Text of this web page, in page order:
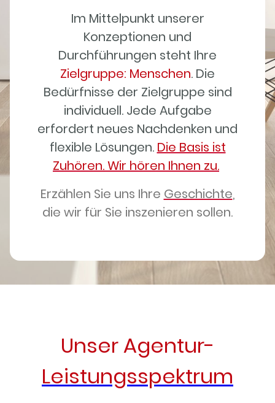
Im Mittelpunkt unserer
Konzeptionen und
Durchführungen steht Ihre
Zielgruppe: Menschen. Die
Bedürfnisse der Zielgruppe sind
individuell. Jede Aufgabe
erfordert neues Nachdenken und
flexible Lösungen. Die Basis ist
Zuhören. Wir hören Ihnen zu.
Erzählen Sie uns Ihre Geschichte,
die wir für Sie inszenieren sollen.
Unser Agentur-
Leistungsspektrum